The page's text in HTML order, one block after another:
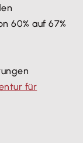
60% auf 67%
für